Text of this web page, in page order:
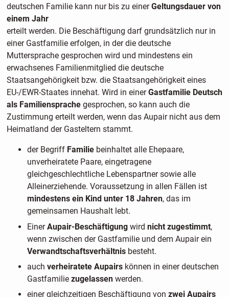
deutschen Familie kann nur bis zu einerGeltungsdauer von
einem Jahr
erteilt werden. Die Beschäftigung darf grundsätzlich nur in
einer Gastfamilie erfolgen, in der die deutsche
Muttersprache gesprochen wird und mindestens ein
erwachsenes Familienmitglied die deutsche
Staatsangehörigkeit bzw. die Staatsangehörigkeit eines
EU-/EWR-Staates innehat. Wird in einerGastfamilie Deutsch
als Familiensprachegesprochen, so kann auch die
Zustimmung erteilt werden, wenn das Aupair nicht aus dem
Heimatland der Gasteltern stammt.
der Begriff Familiebeinhaltet alle Ehepaare,
unverheiratete Paare, eingetragene
gleichgeschlechtliche Lebenspartner sowie alle
Alleinerziehende. Voraussetzung in allen Fällen ist
mindestens ein Kind unter 18 Jahren, das im
gemeinsamen Haushalt lebt.
EinerAupair-Beschäftigungwird nicht zugestimmt,
wenn zwischen der Gastfamilie und dem Aupair ein
Verwandtschaftsverhältnis besteht.
auch verheiratete Aupairskönnen in einer deutschen
Gastfamilie zugelassenwerden.
einer gleichzeitigen Beschäftigung von zwei Aupairs